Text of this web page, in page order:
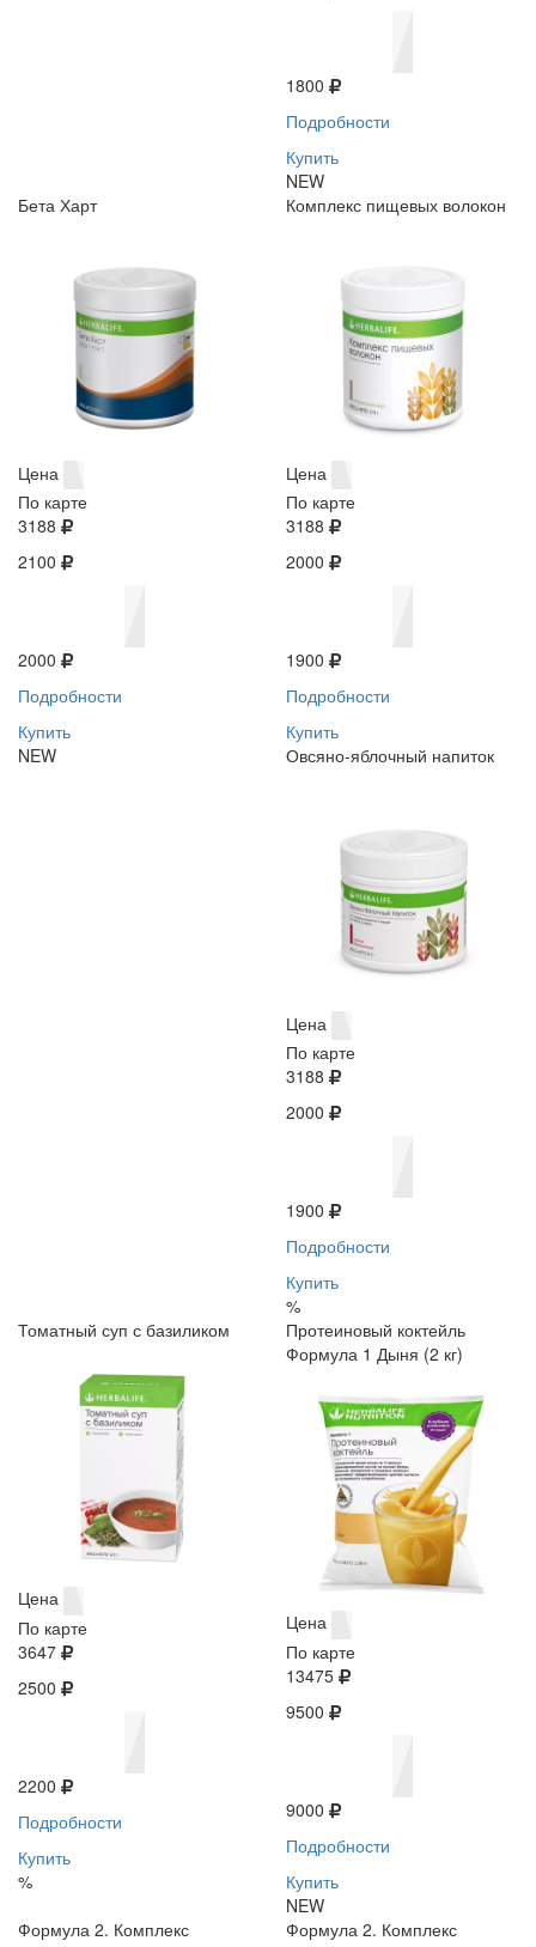
1800
Подробности
Купить
NEW
Бета Харт
Цена
По карте
3188
2100
2000
Подробности
Купить
NEW
Комплекс пищевых волокон
Цена
По карте
3188
2000
1900
Подробности
Купить
Овсяно-яблочный напиток
Цена
По карте
3188
2000
1900
Подробности
Купить
%
Томатный суп с базиликом
Цена
По карте
3647
2500
2200
Подробности
Купить
%
Протеиновый коктейль
Формула 1 Дыня (2 кг)
Цена
По карте
13475
9500
9000
Подробности
Купить
NEW
Формула 2. Комплекс
Формула 2. Комплекс